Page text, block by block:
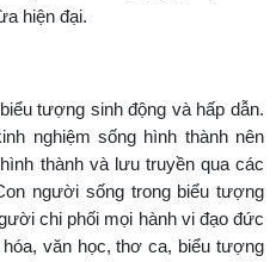
hiện đại.
tượng sinh động và hấp dẫn.
nghiệm sống hình thành nên
thành và lưu truyền qua các
người sống trong biểu tượng
chi phối mọi hành vi đạo đức
văn học, thơ ca, biểu tượng